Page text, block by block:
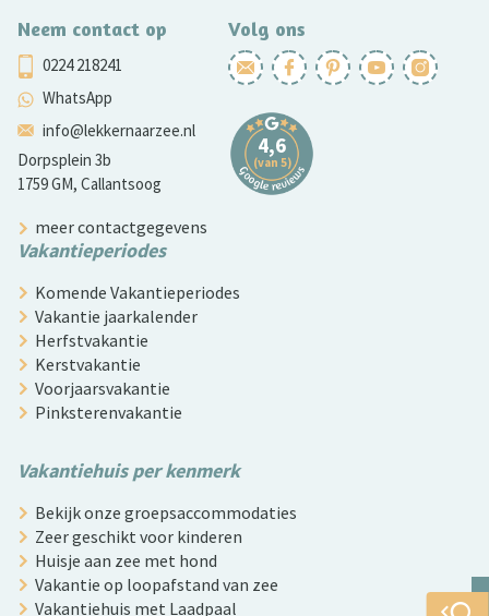
Neem contact op
0224 218241
WhatsApp
info@lekkernaarzee.nl
Dorpsplein 3b
1759 GM, Callantsoog
Volg ons
meer contactgegevens
Vakantieperiodes
Komende Vakantieperiodes
Vakantie jaarkalender
Herfstvakantie
Kerstvakantie
Voorjaarsvakantie
Pinksterenvakantie
Vakantiehuis per kenmerk
Bekijk onze groepsaccommodaties
Zeer geschikt voor kinderen
Huisje aan zee met hond
Vakantie op loopafstand van zee
Vakantiehuis met Laadpaal